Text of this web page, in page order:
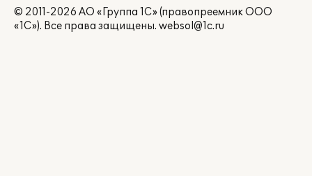
© 2011-2026 АО «Группа 1С» (правопреемник ООО
«1С»). Все права защищены. websol@1c.ru